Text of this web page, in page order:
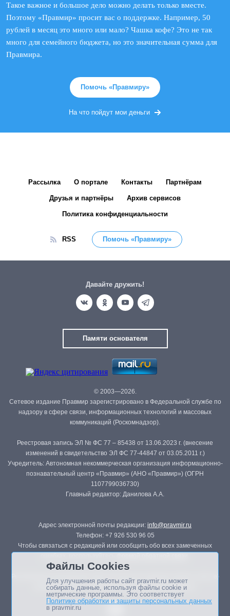
Такое важное и большое дело можно делать только вместе.
Поэтому «Правмир» просит вас о поддержке. Например, 50
рублей в месяц это много или мало? Чашка кофе? Это не так
много для семейного бюджета, но это значительная сумма для
Правмира.
Помочь «Правмиру»
На что пойдут мои деньги
Рассылка О портале Контакты Партнёрам
Друзья и партнёры Архив сервисов
Политика конфиденциальности
RSS Помочь «Правмиру»
Давайте дружить!
Памяти основателя
© 2003—2026.
Сетевое издание Правмир зарегистрировано в Федеральной службе по
надзору в сфере связи, информационных технологий и массовых
коммуникаций (Роскомнадзор).
Реестровая запись ЭЛ № ФС 77 – 85438 от 13.06.2023 г. (внесение
изменений в свидетельство ЭЛ ФС 77-44847 от 03.05.2011 г.)
Учредитель: Автономная некоммерческая организация информационно-
познавательный центр «Правмир» (АНО «Правмир») (ОГРН
1107799036730)
Главный редактор: Данилова А.А.
Адрес электронной почты редакции: info@pravmir.ru
Телефон: +7 926 530 96 05
Чтобы связаться с редакцией или сообщить обо всех замеченных
Републикация материалов сайта в печатных изданиях (книгах, прессе)
возможна только с письменного разрешения редакции.
Файлы Cookies
Для улучшения работы сайт pravmir.ru может
собирать данные, используя файлы cookie и
метрические программы. Это соответствует
Политике обработки и защиты персональных данных
в pravmir.ru